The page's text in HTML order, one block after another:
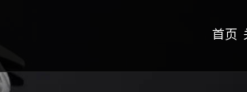
首页